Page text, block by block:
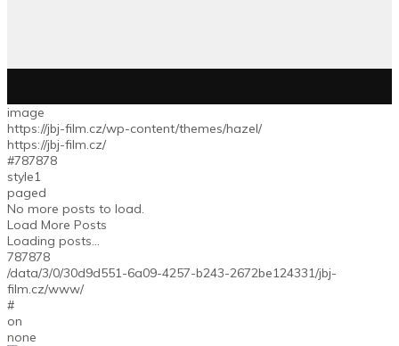
image
https://jbj-film.cz/wp-content/themes/hazel/
https://jbj-film.cz/
#787878
style1
paged
No more posts to load.
Load More Posts
Loading posts...
787878
/data/3/0/30d9d551-6a09-4257-b243-2672be124331/jbj-
film.cz/www/
#
on
none